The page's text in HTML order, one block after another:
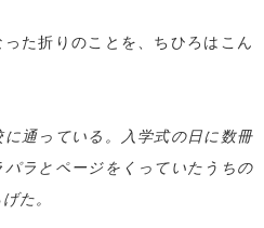
た折りのことを、ちひろはこん
通っている。入学式の日に数冊
ラとページをくっていたうちの
た。